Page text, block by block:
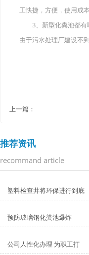
工快捷，方便，使用成
3、新型化粪池都有
由于污水处理厂建设不
上一篇：
推荐资讯
recommand article
塑料检查井将环保进行到底
预防玻璃钢化粪池爆炸
公司人性化办理 为职工打